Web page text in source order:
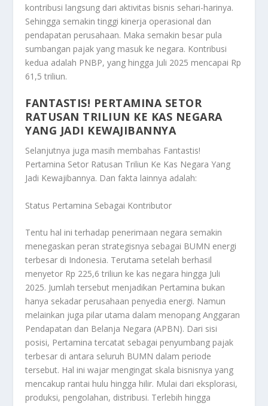
kontribusi langsung dari aktivitas bisnis sehari-harinya.
Sehingga semakin tinggi kinerja operasional dan
pendapatan perusahaan. Maka semakin besar pula
sumbangan pajak yang masuk ke negara. Kontribusi
kedua adalah PNBP, yang hingga Juli 2025 mencapai Rp
61,5 triliun.
FANTASTIS! PERTAMINA SETOR
RATUSAN TRILIUN KE KAS NEGARA
YANG JADI KEWAJIBANNYA
Selanjutnya juga masih membahas Fantastis!
Pertamina Setor Ratusan Triliun Ke Kas Negara Yang
Jadi Kewajibannya. Dan fakta lainnya adalah:
Status Pertamina Sebagai Kontributor
Tentu hal ini terhadap penerimaan negara semakin
menegaskan peran strategisnya sebagai BUMN energi
terbesar di Indonesia. Terutama setelah berhasil
menyetor Rp 225,6 triliun ke kas negara hingga Juli
2025. Jumlah tersebut menjadikan Pertamina bukan
hanya sekadar perusahaan penyedia energi. Namun
melainkan juga pilar utama dalam menopang Anggaran
Pendapatan dan Belanja Negara (APBN). Dari sisi
posisi, Pertamina tercatat sebagai penyumbang pajak
terbesar di antara seluruh BUMN dalam periode
tersebut. Hal ini wajar mengingat skala bisnisnya yang
mencakup rantai hulu hingga hilir. Mulai dari eksplorasi,
produksi, pengolahan, distribusi. Terlebih hingga